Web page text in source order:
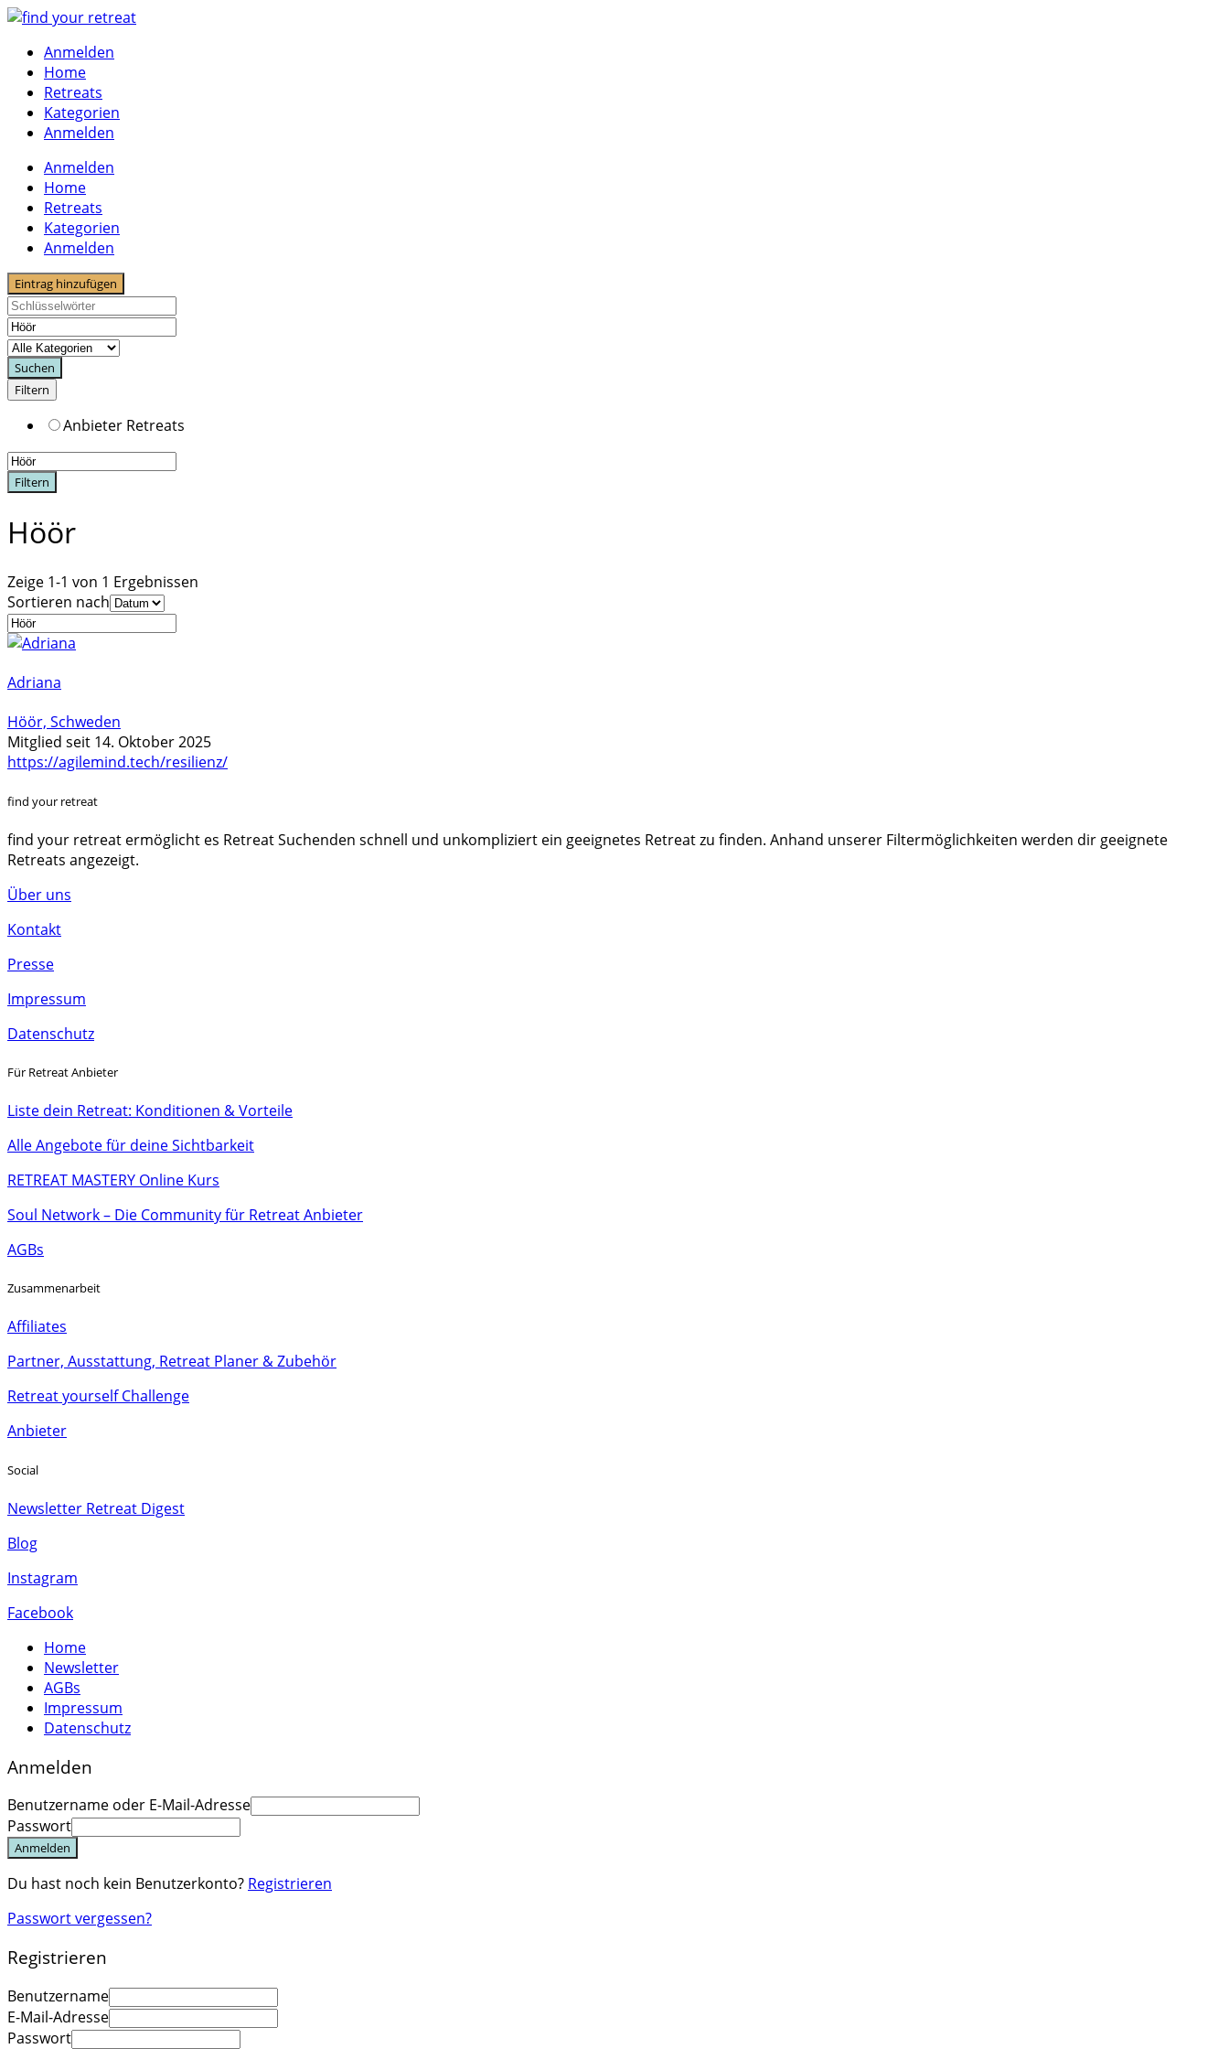
Skip
contentAnmelden
Home
Retreats
Kategorien
Anmelden
Anmelden
Home
Retreats
Kategorien
Anmelden
Eintrag hinzufügen
Suchen
Filtern
Anbieter Retreats
Filtern
Höör
Zeige 1-1 von 1 Ergebnissen
Sortieren nach
Adriana
Höör, Schweden
Mitglied seit 14. Oktober 2025
https://agilemind.tech/resilienz/
find your retreat
find your retreat ermöglicht es Retreat Suchenden schnell und unkompliziert ein geeignetes Retreat zu finden. Anhand unserer Filtermöglichkeiten werden dir geeignete
Retreats angezeigt.
Über uns
Kontakt
Presse
Impressum
Datenschutz
Für Retreat Anbieter
Liste dein Retreat: Konditionen & Vorteile
Alle Angebote für deine Sichtbarkeit
RETREAT MASTERY Online Kurs
Soul Network – Die Community für Retreat Anbieter
AGBs
Zusammenarbeit
Affiliates
Partner, Ausstattung, Retreat Planer & Zubehör
Retreat yourself Challenge
Anbieter
Social
Newsletter Retreat Digest
Blog
Instagram
Facebook
Home
Newsletter
AGBs
Impressum
Datenschutz
Anmelden
Benutzername oder E-Mail-Adresse
Passwort
Anmelden
Du hast noch kein Benutzerkonto? Registrieren
Passwort vergessen?
Registrieren
Benutzername
E-Mail-Adresse
Passwort